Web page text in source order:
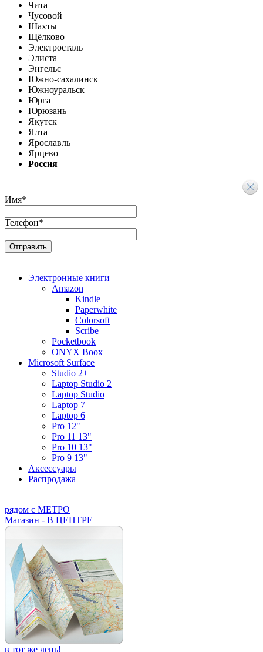
Чита
Чусовой
Шахты
Щёлково
Электросталь
Элиста
Энгельс
Южно-сахалинск
Южноуральск
Юрга
Юрюзань
Якутск
Ялта
Ярославль
Ярцево
Россия
Имя*
Телефон*
Электронные книги
Amazon
Kindle
Paperwhite
Colorsoft
Scribe
Pocketbook
ONYX Boox
Microsoft Surface
Studio 2+
Laptop Studio 2
Laptop Studio
Laptop 7
Laptop 6
Pro 12"
Pro 11 13"
Pro 10 13"
Pro 9 13"
Аксессуары
Распродажа
рядом с МЕТРО
Магазин - В ЦЕНТРЕ
в тот же день!